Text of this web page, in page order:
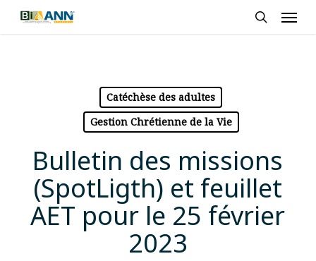
Skip
Catéchèse des adultes
Gestion Chrétienne de la Vie
Bulletin des missions
(SpotLigth) et feuillet
AET pour le 25 février
2023